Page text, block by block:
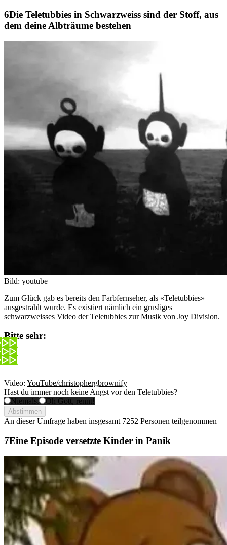
Die Teletubbies in Schwarzweiss sind der Stoff, aus
dem deine Albträume bestehen
Bild: youtube
Zum Glück gab es bereits den Farbfernseher, als «Teletubbies»
ausgestrahlt wurde. Es existiert nämlich ein grusliges
schwarzweisses Video der Teletubbies zur Musik von Joy Division.
Bitte sehr:
Video: YouTube/christophergbrownify
Hast du immer noch keine Angst vor den Teletubbies?
Niemals.
Oh Gott, rennt!
Abstimmen
An dieser Umfrage haben insgesamt 7252 Personen teilgenommen
Eine Episode versetzte Kinder in Panik